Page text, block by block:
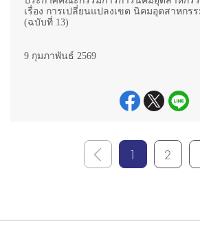
เรื่อง การเปลี่ยนแปลงเขต นิคมอุตสาหกร
(ฉบับที่ 13)
9 กุมภาพันธ์ 2569
1 2